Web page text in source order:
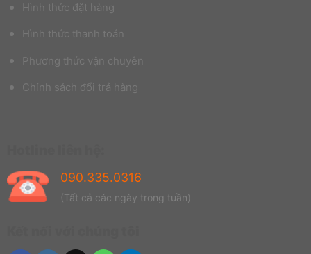
Hình thức đặt hàng
Hình thức thanh toán
Phương thức vận chuyên
Chính sách đổi trả hàng
090.335.0316
(Tất cả các ngày trong tuần)